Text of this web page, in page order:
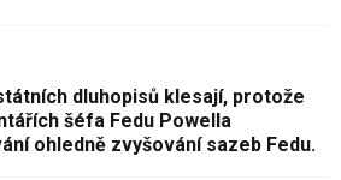
dluhopisů klesají, protože
šéfa Fedu Powella
ohledně zvyšování sazeb Fedu.